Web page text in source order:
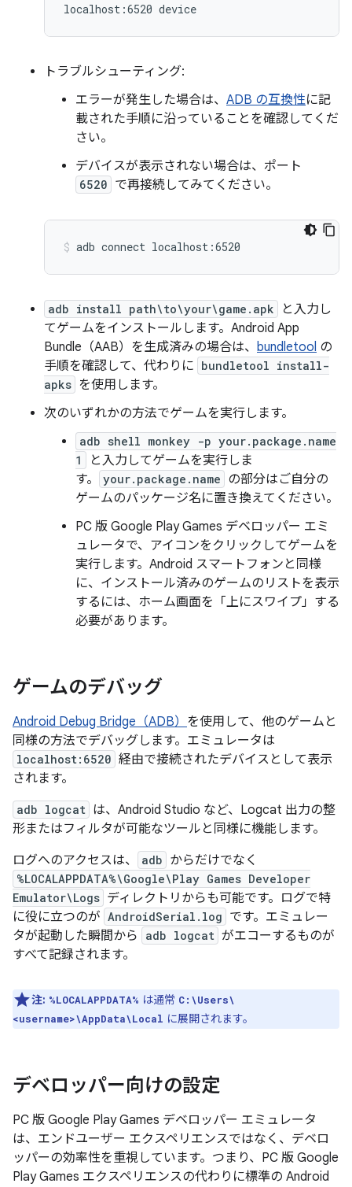
localhost:6520 device
トラブルシューティング:
エラーが発生した場合は、 ADB の互換性に記
載された手順に沿っていることを確認してくだ
さい。
デバイスが表示されない場合は、ポート
6520 で再接続してみてください。
adb connect localhost:6520
adb install path\to\your\game.apk
と入力し
てゲームをインストールします。Android App
Bundle（AAB）を生成済みの場合は、 bundletool の
手順を確認して、代わりに bundletool install-
apks を使用します。
次のいずれかの方法でゲームを実行します。
adb shell monkey -p your.package.name
1
と入力してゲームを実行しま
す。
your.package.name の部分はご自分の
ゲームのパッケージ名に置き換えてください。
PC 版 Google Play Games デベロッパー エミ
ュレータで、アイコンをクリックしてゲームを
実行します。Android スマートフォンと同様
に、インストール済みのゲームのリストを表示
するには、ホーム画面を「上にスワイプ」する
必要があります。
ゲームのデバッグ
Android Debug Bridge（ADB） を使用して、他のゲームと
同様の方法でデバッグします。エミュレータは
localhost:6520 経由で接続されたデバイスとして表示
されます。
adb logcat は、Android Studio など、Logcat 出力の整
形またはフィルタが可能なツールと同様に機能します。
ログへのアクセスは、
adb からだけでなく
%LOCALAPPDATA%\Google\Play Games Developer
Emulator\Logs ディレクトリからも可能です。ログで特
に役に立つのが AndroidSerial.log です。エミュレー
タが起動した瞬間から
adb logcat がエコーするものが
すべて記録されます。
注: %LOCALAPPDATA% は通常 C:\Users\
<username>\AppData\Local に展開されます。
デベロッパー向けの設定
PC 版 Google Play Games デベロッパー エミュレータ
は、エンドユーザー エクスペリエンスではなく、デベロ
ッパーの効率性を重視しています。つまり、PC 版 Google
Play Games エクスペリエンスの代わりに標準の Android